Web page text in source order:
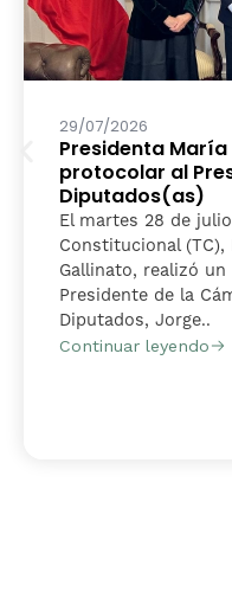
29/07/2026
Presidenta
protocolar al
Diputados(as)
El martes 28 de
Constitucional (TC),
Gallinato, realizó
Presidente de la
Diputados, Jorge..
Continuar leyendo